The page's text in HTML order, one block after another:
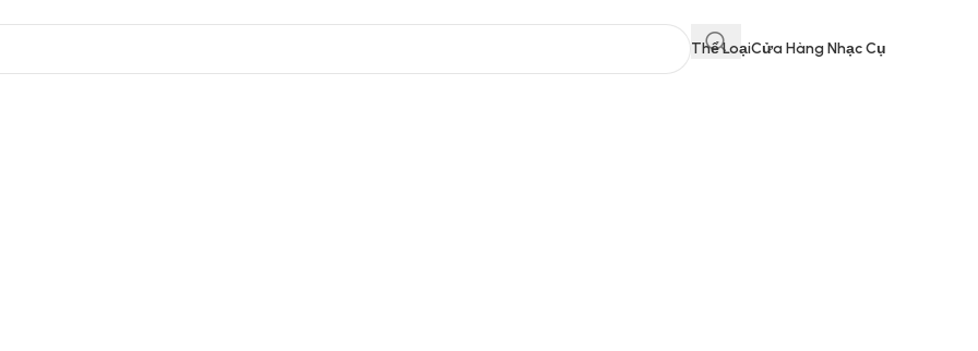
Thể LoạiCửa Hàng Nhạc Cụ